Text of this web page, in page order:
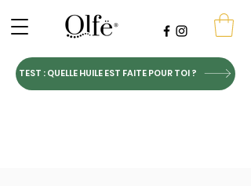
TEST : QUELLE HUILE EST FAITE POUR TOI ?